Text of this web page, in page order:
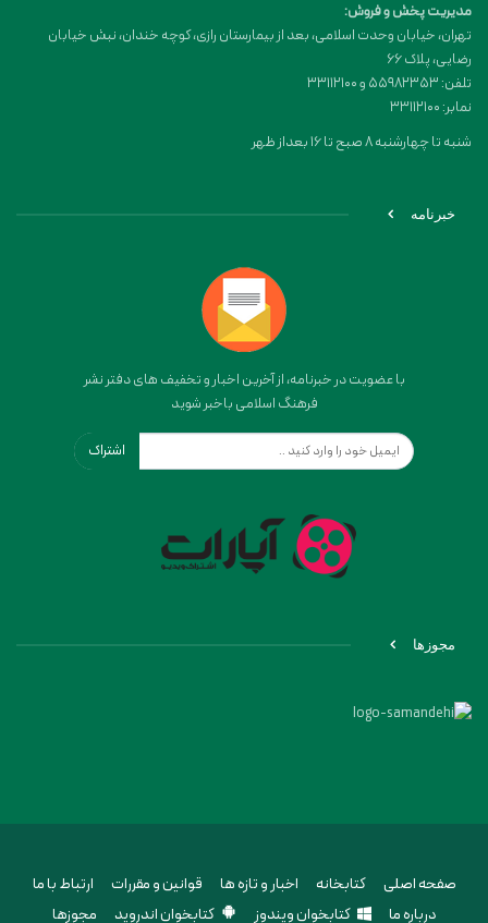
مدیریت پخش و فروش:
تهران، خیابان وحدت اسلامی، بعد از بیمارستان رازی، کوچه خندان، نبش خیابان
رضایی، پلاک ۶۶
تلفن: 55982353 و 33112100
نمابر: 33112100
شنبه تا چهارشنبه 8 صبح تا 16 بعداز ظهر
خبرنامه
با عضویت در خبرنامه، از آخرین اخبار و تخفیف های دفتر نشر
فرهنگ اسلامی باخبر شوید
اشتراک
مجوزها
صفحه اصلی کتابخانه اخبار و تازه ها قوانین و مقررات
ارتباط با ما
درباره ما
کتابخوان ویندوز کتابخوان اندروید مجوزها